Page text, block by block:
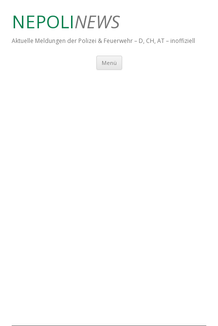
NEPOLINEWS
Aktuelle Meldungen der Polizei & Feuerwehr – D, CH, AT – inoffiziell
Menü Springe zum Inhalt